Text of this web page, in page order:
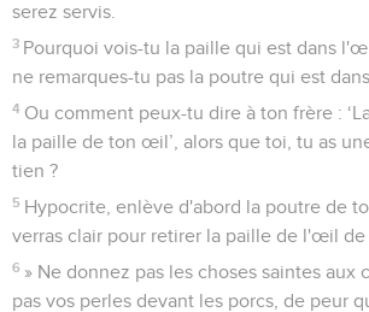
serez servis.
3 Pourquoi vois-tu la paille qui est dans
ne remarques-tu pas la poutre qui est
4 Ou comment peux-tu dire à ton frère :
la paille de ton œil’, alors que toi, tu as
tien ?
5 Hypocrite, enlève d'abord la poutre de
verras clair pour retirer la paille de l'œil de
6 » Ne donnez pas les choses saintes aux
pas vos perles devant les porcs, de peur